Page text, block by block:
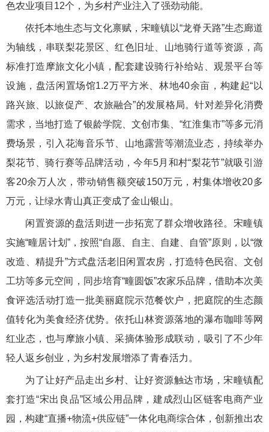
色农业项目12个，为乡村产业注入了强劲动能。
依托本地生态与文化禀赋，宋疃镇以“龙脊天路”生态廊道
为轴线，串联梨花景区、红色旧址、山地骑行道等资源，高
标准打造摩旅文化小镇，配套建设骑行补给站、观景平台等
设施，盘活闲置场馆1.2万平方米、林地40余亩，构建起“以
路兴旅、以旅促产、农旅融合”的发展格局。针对差异化消费
需求，当地打造了银龄学院、文创市集、“红淮集市”等多元消
费场景，引入花海音乐节、山地露营等潮流业态，持续举办
梨花节、骑行赛等品牌活动，今年5月和村“梨花节”就吸引游
客20余万人次，带动销售额突破150万元，村集体增收20多
万元，让绿水青山真正变成了金山银山。
闲置资源的盘活则进一步拓宽了群众增收路径。宋疃镇
实施“疃居计划”，按照“自愿、自主、自建、自管”原则，以“微
改造、精提升”方式盘活老旧闲置农房，打造特色民宿、文创
工坊等多元空间，同步培育“疃圆饭”农家乐品牌，借助本次美
食评选活动打造一批美丽庭院示范餐饮户，把庭院的生态颜
值转化为美食经济优势。依托山林资源落地的瀑布咖啡等网
红业态，也与摩旅小镇、采摘体验形成联动，吸引了不少年
轻人返乡创业，为乡村发展增添了青春活力。
为了让好产品走出乡村、让好资源触达市场，宋疃镇配
套打造“宋出良品”区域公用品牌，建成烈山区链客电商产业
园，构建“直播+物流+供应链”一体化电商综合体，创新推出农